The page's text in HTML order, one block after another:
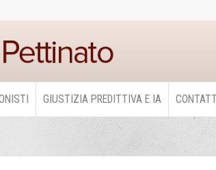
GIUSTIZIA PREDITTIVA E IA